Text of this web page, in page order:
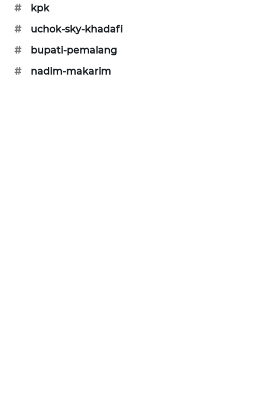
#
kpk
#
uchok-sky-khadafi
#
bupati-pemalang
#
nadim-makarim
KONSUMEN
LISTRIK
MASYARAKAT